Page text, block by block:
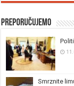
Preporučujemo
Smrznite